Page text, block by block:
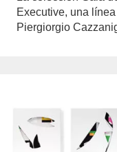
Executive, una
Piergiorgio